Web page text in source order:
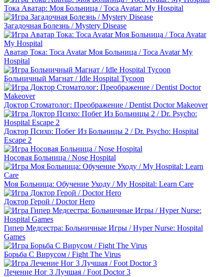
Toкa Аватар: Моя Больница / Toca Avatar: My Hospital
Загадочная Болезнь / Mystery Disease
Аватар Тока: Toca Avatar Моя Больница / Toca Avatar My
Hospital
Больничный Магнат / Idle Hospital Tycoon
Доктор Стоматолог: Преображение / Dentist Doctor Makeover
Доктор Психо: Побег Из Больницы 2 / Dr. Psycho: Hospital
Escape 2
Носовая Больница / Nose Hospital
Моя Больница: Обучение Уходу / My Hospital: Learn Care
Доктор Герой / Doctor Hero
Гипер Медсестра: Больничные Игры / Hyper Nurse: Hospital
Games
Борьба С Вирусом / Fight The Virus
Лечение Ног 3 Лучшая / Foot Doctor 3